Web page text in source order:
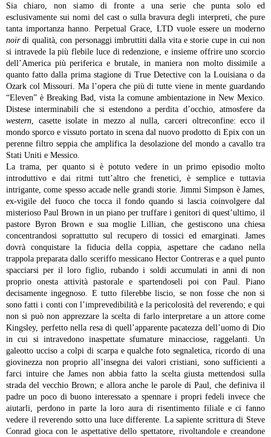
Sia chiaro, non siamo di fronte a una serie che punta solo ed
esclusivamente sui nomi del cast o sulla bravura degli interpreti, che pure
tanta importanza hanno. Perpetual Grace, LTD vuole essere un moderno
noirdi qualità, con personaggi imbruttiti dalla vita e storie cupe in cui non
si intravede la più flebile luce di redenzione, e insieme offrire uno scorcio
dell’America più periferica e brutale, in maniera non molto dissimile a
quanto fatto dalla prima stagione di True Detective con la Louisiana o da
Ozark col Missouri. Ma l’opera che più di tutte viene in mente guardando
“Eleven” è Breaking Bad, vista la comune ambientazione in New Mexico.
Distese interminabili che si estendono a perdita d’occhio, atmosfere da
western , casette isolate in mezzo al nulla, carceri oltreconfine: ecco il
mondo sporco e vissuto portato in scena dal nuovo prodotto di Epix con un
perenne filtro seppia che amplifica la desolazione del mondo a cavallo tra
Stati Uniti e Messico.
La trama, per quanto si è potuto vedere in un primo episodio molto
introduttivo e dai ritmi tutt’altro che frenetici, è semplice e tuttavia
intrigante, come spesso accade nelle grandi storie. Jimmi Simpson è James,
ex-vigile del fuoco che tocca il fondo quando si lascia coinvolgere dal
misterioso Paul Brown in un piano per truffare i genitori di quest’ultimo, il
pastore Byron Brown e sua moglie Lillian, che gestiscono una chiesa
concentrandosi soprattutto sul recupero di tossici ed emarginati. James
dovrà conquistare la fiducia della coppia, aspettare che cadano nella
trappola preparata dallo sceriffo messicano Hector Contreras e a quel punto
spacciarsi per il loro figlio, rubando i soldi accumulati in anni di non
proprio onesta attività pastorale e spartendoseli poi con Paul. Piano
decisamente ingegnoso. E tutto filerebbe liscio, se non fosse che non si
sono fatti i conti con l’imprevedibilità e la pericolosità del reverendo; e qui
non si può non apprezzare la scelta di farlo interpretare a un attore come
Kingsley, perfetto nella resa di quell’apparente pacatezza dell’uomo di Dio
in cui si intravedono inaspettate sfumature minacciose, raggelanti. Un
galeotto ucciso a colpi di scarpa e qualche foto segnaletica, ricordo di una
giovinezza non proprio all’insegna dei valori cristiani, sono sufficienti a
farci intuire che James non abbia fatto la scelta giusta mettendosi sulla
strada del vecchio Brown; e allora anche le parole di Paul, che definiva il
padre un poco di buono interessato a spennare i propri fedeli invece che
aiutarli, perdono in parte la loro aura di risentimento filiale e ci fanno
vedere il reverendo sotto una luce differente. La sapiente scrittura di Steve
Conrad gioca con le aspettative dello spettatore, rivoltandole e creandone